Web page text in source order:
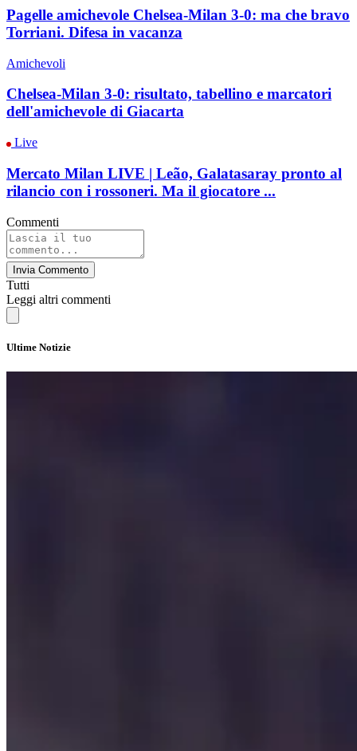
Pagelle amichevole Chelsea-Milan 3-0: ma che bravo
Torriani. Difesa in vacanza
Amichevoli
Chelsea-Milan 3-0: risultato, tabellino e marcatori
dell'amichevole di Giacarta
Live
Mercato Milan LIVE | Leão, Galatasaray pronto al
rilancio con i rossoneri. Ma il giocatore ...
Commenti
Invia Commento
Tutti
Leggi altri commenti
Ultime Notizie